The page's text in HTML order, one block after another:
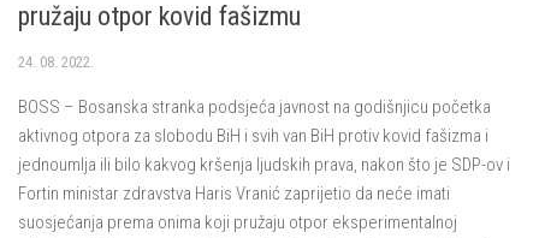
pružaju otpor kovid fašizmu
24. 08. 2022.
BOSS – Bosanska stranka podsjeća javnost na godišnjicu početka
aktivnog otpora za slobodu BiH i svih van BiH protiv kovid fašizma i
jednoumlja ili bilo kakvog kršenja ljudskih prava, nakon što je SDP-ov i
Fortin ministar zdravstva Haris Vranić zaprijetio da neće imati
suosjećanja prema onima koji pružaju otpor eksperimentalnoj